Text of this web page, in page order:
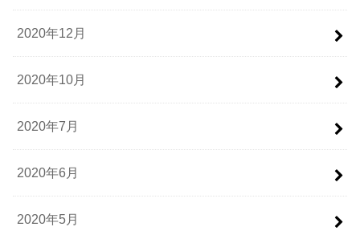
2020年12月
2020年10月
2020年7月
2020年6月
2020年5月